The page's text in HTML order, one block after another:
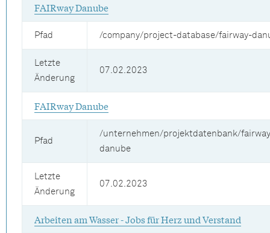
FAIRway Danube
Pfad /company/project-database/fairway-
Letzte
Änderung
07.02.2023
FAIRway Danube
Pfad
/unternehmen/projektdatenbank/
danube
Letzte
Änderung
07.02.2023
Arbeiten am Wasser - Jobs für Herz und Verstand